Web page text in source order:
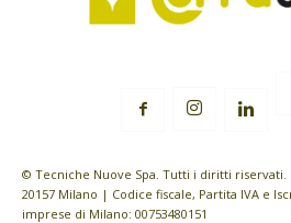
© Tecniche Nuove Spa. Tutti i diritti riservati.
20157 Milano | Codice fiscale, Partita IVA e
imprese di Milano: 00753480151